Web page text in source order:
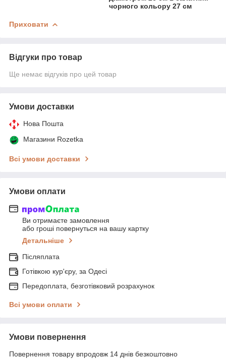
чорного кольору 27 см
Приховати
Відгуки про товар
Ще немає відгуків про цей товар
Умови доставки
Нова Пошта
Магазини Rozetka
Всі умови доставки
Умови оплати
Ви отримаєте замовлення
або гроші повернуться на вашу картку
Детальніше
Післяплата
Готівкою кур'єру, за Одесі
Передоплата, безготівковий розрахунок
Всі умови оплати
Умови повернення
Повернення товару впродовж 14 днів безкоштовно